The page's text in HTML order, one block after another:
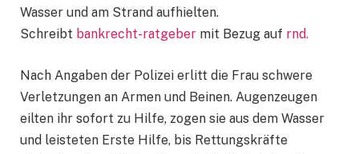
Wasser und am Strand aufhielten.
Schreibt bankrecht-ratgeber mit Bezug auf rnd.
Nach Angaben der Polizei erlitt die Frau schwere
Verletzungen an Armen und Beinen. Augenzeugen
eilten ihr sofort zu Hilfe, zogen sie aus dem Wasser
und leisteten Erste Hilfe, bis Rettungskräfte